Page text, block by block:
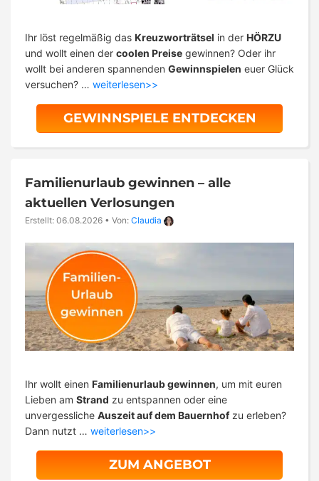
Ihr löst regelmäßig das Kreuzworträtsel in der HÖRZU
und wollt einen der coolen Preise gewinnen? Oder ihr
wollt bei anderen spannenden Gewinnspielen euer Glück
versuchen? … weiterlesen>>
GEWINNSPIELE ENTDECKEN
Familienurlaub gewinnen – alle
aktuellen Verlosungen
Erstellt: 06.08.2026 • Von: Claudia
Ihr wollt einen Familienurlaub gewinnen, um mit euren
Lieben am Strand zu entspannen oder eine
unvergessliche Auszeit auf dem Bauernhofzu erleben?
Dann nutzt … weiterlesen>>
ZUM ANGEBOT